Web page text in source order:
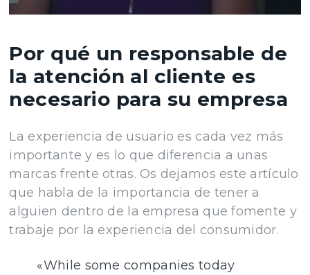
Por qué un responsable de
la atención al cliente es
necesario para su empresa
La experiencia de usuario es cada vez más
importante y es lo que diferencia a unas
marcas frente otras. Os dejamos este artículo
que habla de la importancia de tener a
alguien dentro de la empresa que fomente y
trabaje por la experiencia del consumidor.
«While some companies today